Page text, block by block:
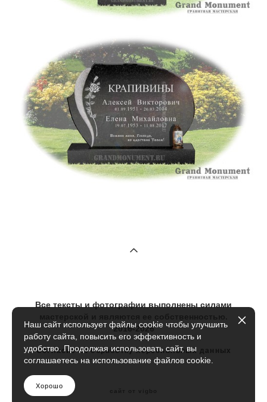
Все тексты и фотографии выполнены силами
2016-2026
Согласие на обработку персональных данных
Наш сайт использует файлы cookie чтобы улучшить
работу сайта, повысить его эффективность и
удобство. Продолжая использовать сайт, вы
соглашаетесь на использование файлов cookie.
Хорошо